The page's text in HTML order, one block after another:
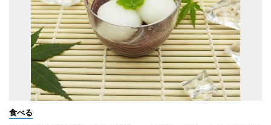
食べる